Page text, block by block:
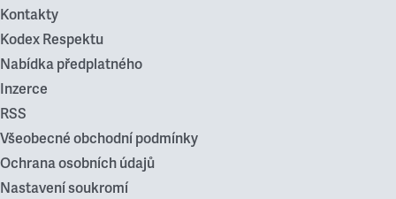
Kontakty
Kodex Respektu
Nabídka předplatného
Inzerce
RSS
Všeobecné obchodní podmínky
Ochrana osobních údajů
Nastavení soukromí